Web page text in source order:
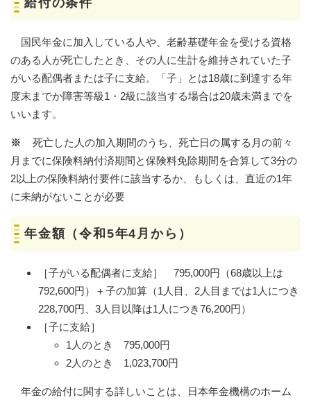
国民年金に加入している人や、老齢基礎年金を受ける資格
のある人が死亡したとき、その人に生計を維持されていた子
がいる配偶者または子に支給。「子」とは18歳に到達する年
度末までか障害等級1・2級に該当する場合は20歳未満までを
いいます。
※
死亡した人の加入期間のうち、死亡日の属する月の前々
月までに保険料納付済期間と保険料免除期間を合算して3分の
2以上の保険料納付要件に該当するか、もしくは、直近の1年
に未納がないことが必要
年金額（令和5年4月から）
［子がいる配偶者に支給］ 795,000円（68歳以上は
792,600円）＋子の加算（1人目、2人目までは1人につき
228,700円、3人目以降は1人につき76,200円）
［子に支給］
1人のとき 795,000円
2人のとき 1,023,700円
年金の給付に関する詳しいことは、日本年金機構のホーム